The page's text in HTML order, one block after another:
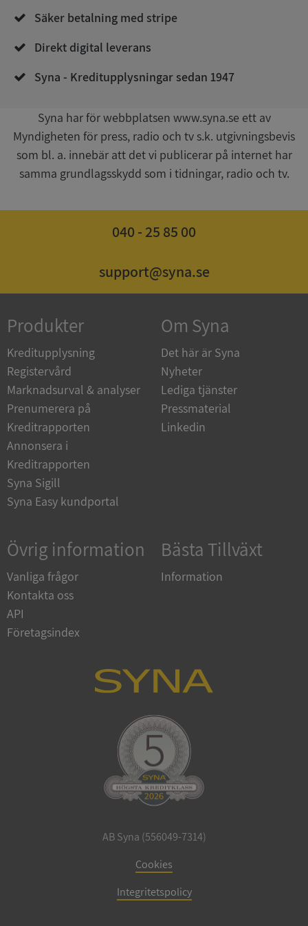
Säker betalning med stripe
Direkt digital leverans
Syna - Kreditupplysningar sedan 1947
Syna har för webbplatsen www.syna.se ett av
Myndigheten för press, radio och tv s.k. utgivningsbevis
som bl. a. innebär att det vi publicerar på internet har
samma grundlagsskydd som i tidningar, radio och tv.
040 - 25 85 00
support@syna.se
Produkter
Kreditupplysning
Registervård
Marknadsurval & analyser
Prenumerera på
Kreditrapporten
Annonsera i
Kreditrapporten
Syna Sigill
Syna Easy kundportal
Om Syna
Det här är Syna
Nyheter
Lediga tjänster
Pressmaterial
Linkedin
Övrig information
Vanliga frågor
Kontakta oss
API
Företagsindex
Bästa Tillväxt
Information
AB Syna (556049-7314)
Cookies
Integritetspolicy
VISITOR_PRIVACY_METADATA
YouTube
.youtube.com
5 månader
4 veckor
de.syna.se
ARRAffinity
Microsoft
Corporation
.syna.se
Corporation
upplysningar.syna.se
en.syna.se
Google
Privacy Policy